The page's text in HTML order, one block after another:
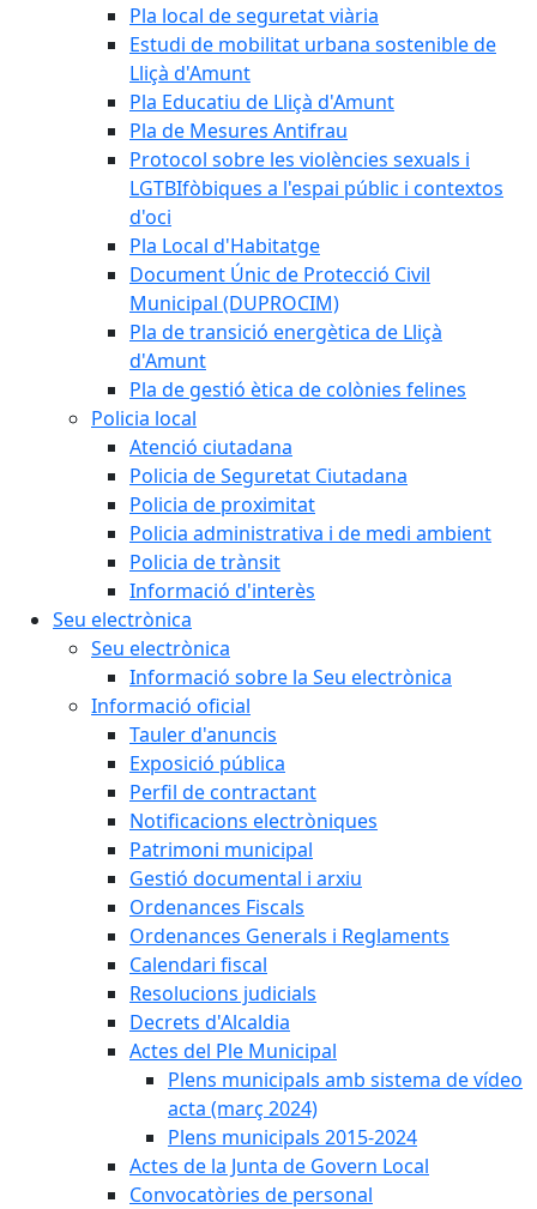
Pla local de seguretat viària
Estudi de mobilitat urbana sostenible de
Lliçà d'Amunt
Pla Educatiu de Lliçà d'Amunt
Pla de Mesures Antifrau
Protocol sobre les violències sexuals i
LGTBIfòbiques a l'espai públic i contextos
d'oci
Pla Local d'Habitatge
Document Únic de Protecció Civil
Municipal (DUPROCIM)
Pla de transició energètica de Lliçà
d'Amunt
Pla de gestió ètica de colònies felines
Policia local
Atenció ciutadana
Policia de Seguretat Ciutadana
Policia de proximitat
Policia administrativa i de medi ambient
Policia de trànsit
Informació d'interès
Seu electrònica
Seu electrònica
Informació sobre la Seu electrònica
Informació oficial
Tauler d'anuncis
Exposició pública
Perfil de contractant
Notificacions electròniques
Patrimoni municipal
Gestió documental i arxiu
Ordenances Fiscals
Ordenances Generals i Reglaments
Calendari fiscal
Resolucions judicials
Decrets d'Alcaldia
Actes del Ple Municipal
Plens municipals amb sistema de vídeo
acta (març 2024)
Plens municipals 2015-2024
Actes de la Junta de Govern Local
Convocatòries de personal